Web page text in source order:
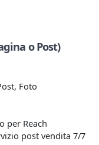
o Post)
Foto
per Reach
post vendita 7/7